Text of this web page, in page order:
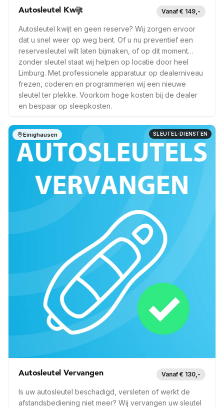
Autosleutel Kwijt Vanaf € 149,-
Autosleutel kwijt en geen reserve? Wij zorgen ervoor
dat u snel weer op weg bent. Of u nu preventief een
reservesleutel wilt laten bijmaken, of op dit moment
zonder sleutel staat wij helpen op locatie door heel
Limburg. Met professionele apparatuur op dealerniveau
frezen, coderen en programmeren wij een nieuwe
sleutel ter plekke. Voorkom hoge kosten bij de dealer
en bespaar op sleepkosten.
Op locatie 6 mnd garantie Snel ter plaatse
Meer info — Einighausen
Einighausen SLEUTEL-DIENSTEN
Autosleutel Vervangen Vanaf € 130,-
Is uw autosleutel beschadigd, versleten of werkt de
afstandsbediening niet meer? Wij vervangen uw sleutel